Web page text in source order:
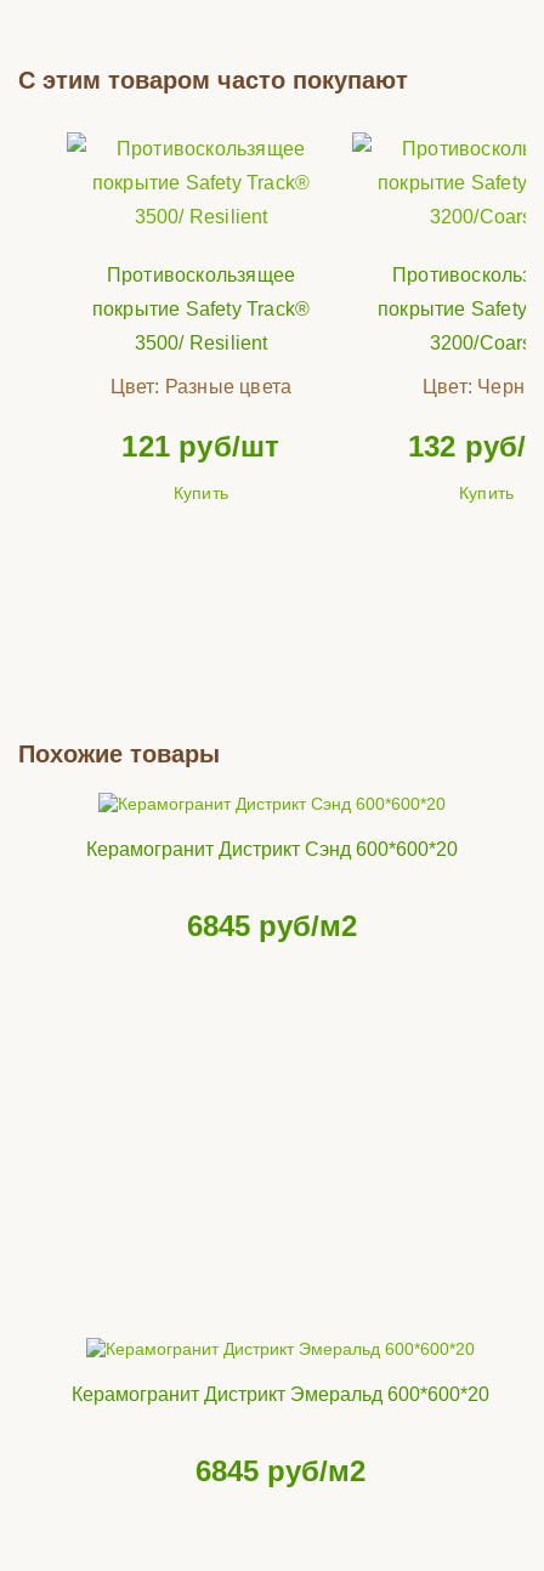
С этим товаром часто покупают
Противоскользящее
покрытие Safety Track®
3500/ Resilient
Цвет: Разные цвета
121 руб/шт
Купить
покрытие Safety
3200/Coarse
Цвет:
132 руб/
Купить
Похожие товары
Керамогранит Дистрикт Сэнд 600*600*20
6845 руб/м2
Керамогранит Дистрикт Эмеральд 600*600*20
6845 руб/м2